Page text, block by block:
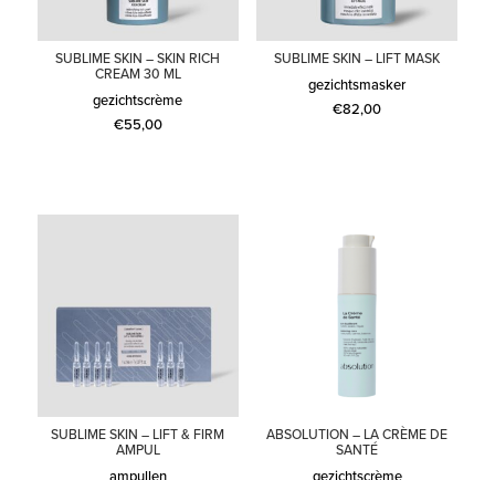
SUBLIME SKIN – SKIN RICH
CREAM 30 ML
gezichtscrème
€55,00
SUBLIME SKIN – LIFT MASK
gezichtsmasker
€82,00
SUBLIME SKIN – LIFT & FIRM
AMPUL
ABSOLUTION – LA CRÈME DE
SANTÉ